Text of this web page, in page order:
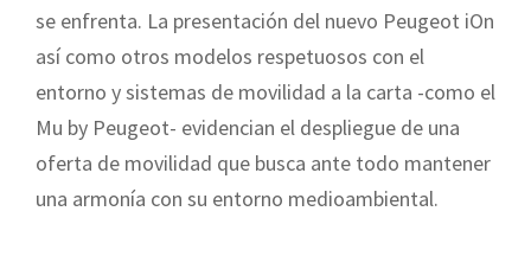
se enfrenta. La presentación del nuevo Peugeot iOn
así como otros modelos respetuosos con el
entorno y sistemas de movilidad a la carta -como el
Mu by Peugeot- evidencian el despliegue de una
oferta de movilidad que busca ante todo mantener
una armonía con su entorno medioambiental.